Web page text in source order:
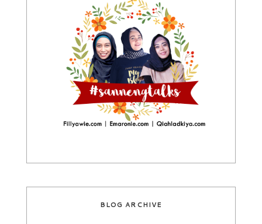
BLOG ARCHIVE